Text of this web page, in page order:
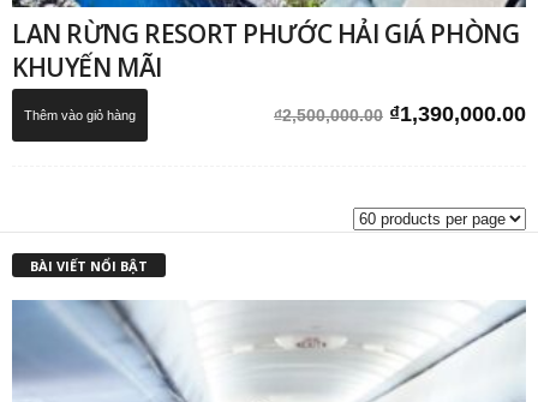
LAN RỪNG RESORT PHƯỚC HẢI GIÁ PHÒNG
KHUYẾN MÃI
₫2,500,000.00 Giá
₫1,390,000.00
Thêm vào giỏ hàng
BÀI VIẾT NỔI BẬT